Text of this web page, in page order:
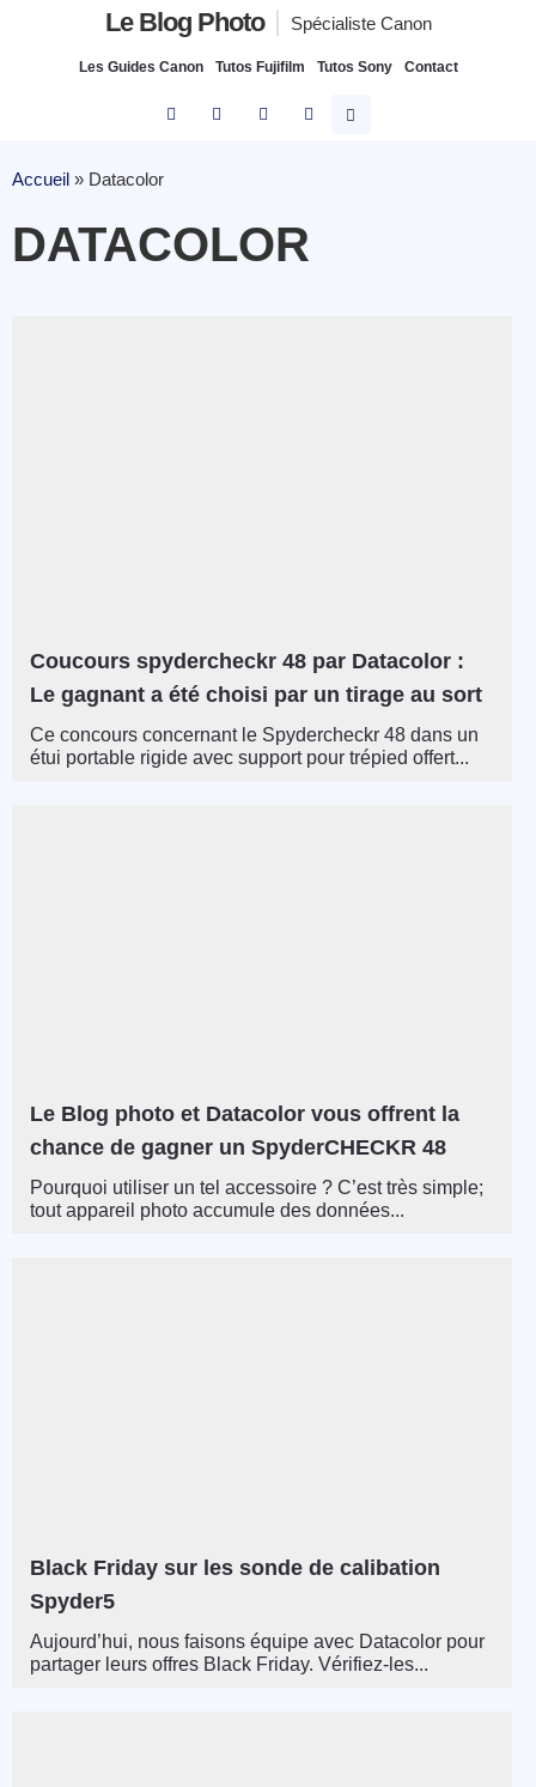
Le Blog Photo Spécialiste Canon
Les Guides Canon Tutos Fujifilm Tutos Sony Contact
Accueil » Datacolor
DATACOLOR
Coucours spydercheckr 48 par Datacolor :
Le gagnant a été choisi par un tirage au sort
Ce concours concernant le Spydercheckr 48 dans un
étui portable rigide avec support pour trépied offert...
Le Blog photo et Datacolor vous offrent la
chance de gagner un SpyderCHECKR 48
Pourquoi utiliser un tel accessoire ? C’est très simple;
tout appareil photo accumule des données...
Black Friday sur les sonde de calibation
Spyder5
Aujourd’hui, nous faisons équipe avec Datacolor pour
partager leurs offres Black Friday. Vérifiez-les...